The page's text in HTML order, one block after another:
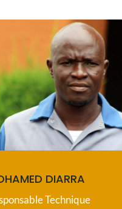
DIARRA
Technique